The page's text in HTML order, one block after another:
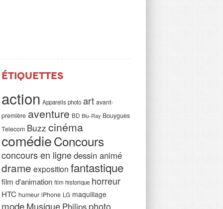
Étiquettes
action Appareils photo art avant-
première aventure BD Blu-Ray Bouygues
Telecom Buzz cinéma
comédieConcours
concours en lignedessin animé
drame exposition fantastique
film d'animation film historique horreur
HTC humeur iPhone LG maquillage
modeMusique Philips photo